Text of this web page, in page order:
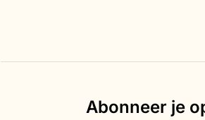
Abonneer je